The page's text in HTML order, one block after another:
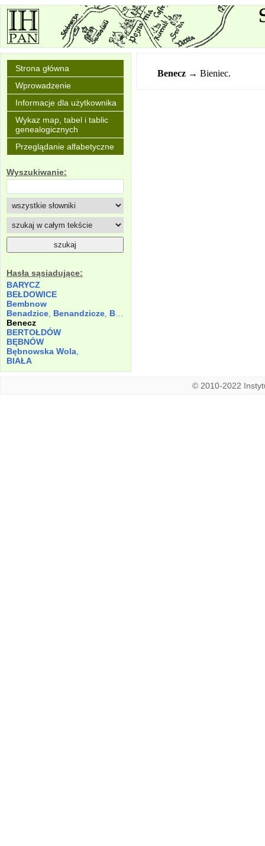
Strona główna
Wprowadzenie
Informacje dla użytkownika
Wykaz map, tabel i tablic
genealogicznych
Przeglądanie alfabetyczne
Wyszukiwanie:
Hasła sąsiadujące:
BARYCZ
BEŁDOWICE
Bembnow
Benadzice Benandzicze Bernaczicze
Benecz
BERTOŁDÓW
BĘBNÓW
Bębnowska Wola
BIAŁA
Benecz → Bieniec.
© 2010-2022